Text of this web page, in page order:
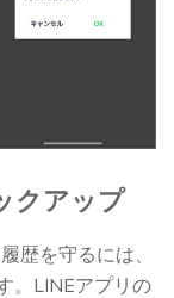
クアップ
歴を守るには、
。LINEアプリの